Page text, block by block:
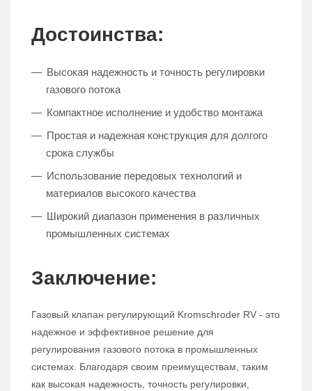
Достоинства:
Высокая надежность и точность регулировки
газового потока
Компактное исполнение и удобство монтажа
Простая и надежная конструкция для долгого
срока службы
Использование передовых технологий и
материалов высокого качества
Широкий диапазон применения в различных
промышленных системах
Заключение:
Газовый клапан регулирующий Kromschroder RV - это
надежное и эффективное решение для
регулирования газового потока в промышленных
системах. Благодаря своим преимуществам, таким
как высокая надежность, точность регулировки,